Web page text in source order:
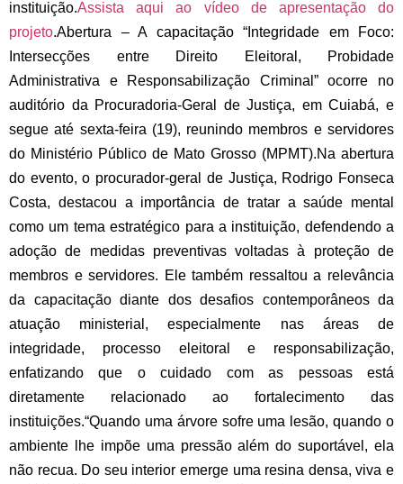
instituição.Assista aqui ao vídeo de apresentação do
projeto.Abertura –A capacitação “Integridade em Foco:
Intersecções entre Direito Eleitoral, Probidade
Administrativa e Responsabilização Criminal” ocorre no
auditório da Procuradoria-Geral de Justiça, em Cuiabá, e
segue até sexta-feira (19), reunindo membros e servidores
do Ministério Público de Mato Grosso (MPMT).Na abertura
do evento, o procurador-geral de Justiça, Rodrigo Fonseca
Costa, destacou a importância de tratar a saúde mental
como um tema estratégico para a instituição, defendendo a
adoção de medidas preventivas voltadas à proteção de
membros e servidores. Ele também ressaltou a relevância
da capacitação diante dos desafios contemporâneos da
atuação ministerial, especialmente nas áreas de
integridade, processo eleitoral e responsabilização,
enfatizando que o cuidado com as pessoas está
diretamente relacionado ao fortalecimento das
instituições.“Quando uma árvore sofre uma lesão, quando o
ambiente lhe impõe uma pressão além do suportável, ela
não recua. Do seu interior emerge uma resina densa, viva e